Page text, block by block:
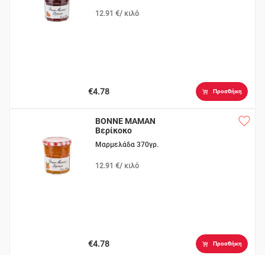
12.91 €/ κιλό
€4.78 Προσθήκη
BONNE MAMAN
Βερίκοκο
Μαρμελάδα 370γρ.
12.91 €/ κιλό
€4.78 Προσθήκη